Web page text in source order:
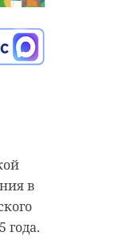
в
года.